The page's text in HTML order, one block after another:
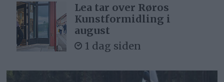
Lea tar over Røros
Kunstformidling i
august
1 dag siden